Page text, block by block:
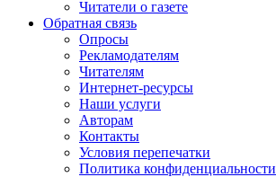
Читатели о газете
Обратная связь
Опросы
Рекламодателям
Читателям
Интернет-ресурсы
Наши услуги
Авторам
Контакты
Условия перепечатки
Политика конфиденциальности